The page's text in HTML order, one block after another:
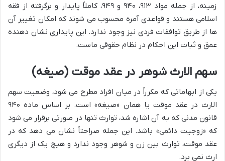
زمینه، از جمله مواد ۹۱۳، ۹۴۰ و ۹۴۹، کاملاً پایدار و برگرفته از فقه
اسلامی هستند و قواعدی آمره محسوب می شوند که امکان تغییر آن
ها از طریق توافقات فردی نیز وجود ندارد. این پایداری نشان دهنده
عمق و ثبات این احکام در نظام حقوقی ماست.
سهم الارث شوهر در عقد موقت (صیغه)
یکی از ابهاماتی که مکرراً در میان افراد مطرح می شود، وضعیت سهم
الارث در عقد موقت یا همان «صیغه» است. بر اساس ماده ۹۴۰
قانون مدنی که به آن اشاره شد، توارث تنها در صورتی برقرار می شود
که «زوجیت دائمی» باشد. این جمله صراحتاً نشان می دهد که در
عقد موقت، توارث بین زن و شوهر وجود ندارد و هیچ یک از دیگری
ارث نمی برد.